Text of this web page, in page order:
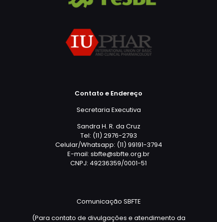
Contato e Endereço
Secretaria Executiva
Sandra H. R. da Cruz
Tel: (11) 2976-2793
Celular/Whatsapp: (11) 99191-3794
E-mail: sbfte@sbfte.org.br
CNPJ: 49236359/0001-51
Comunicação SBFTE
(Para contato de divulgações e atendimento da